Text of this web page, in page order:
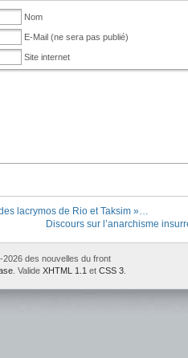
Nom
E-Mail (ne sera pas publié)
Site internet
lacrymos de Rio et Taksim »…
Discours sur l’anarchisme
des nouvelles du front
. Valide XHTML 1.1 et CSS 3